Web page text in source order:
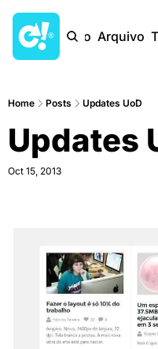
Início Arquivo
Home Posts Updates UoD
Updates
Oct 15, 2013